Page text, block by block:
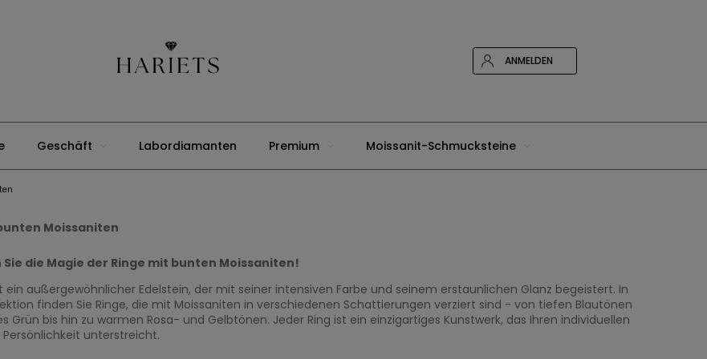
ANMELDEN
Geschäft Labordiamanten Premium Moissanit-Schmucksteine
Moissaniten
Sie die Magie der Ringe mit bunten Moissaniten!
ein außergewöhnlicher Edelstein, der mit seiner intensiven Farbe und seinem erstaunlichen Glanz begeistert. In
finden Sie Ringe, die mit Moissaniten in verschiedenen Schattierungen verziert sind - von tiefen Blautönen
Grün bis hin zu warmen Rosa- und Gelbtönen. Jeder Ring ist ein einzigartiges Kunstwerk, das Ihren individuellen
Persönlichkeit unterstreicht.